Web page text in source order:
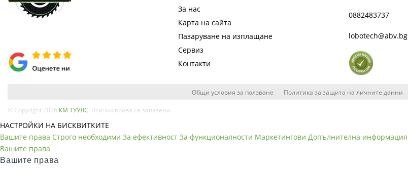
За нас
Карта на сайта
Пазаруване на изплащане
Сервиз
Контакти
0882483737
lobotech@abv.bg
Общи условия за ползване Политика за защита на личните данни
© Copyright 2026 КМ ТУУЛС . Всички права са запазени.
НАСТРОЙКИ НА БИСКВИТКИТЕ
Вашите права Строго необходими За ефективност За функционалности Маркетингови Допълнителна информация
Вашите права
Вашите права